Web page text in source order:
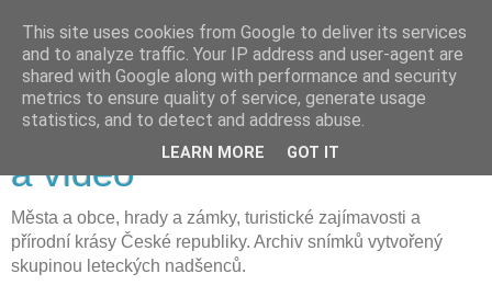
FLyFOTO letecká fotografie
a video
Města a obce, hrady a zámky, turistické zajímavosti a
přírodní krásy České republiky. Archiv snímků vytvořený
skupinou leteckých nadšenců.
This site uses cookies from Google to deliver its services
and to analyze traffic. Your IP address and user-agent are
shared with Google along with performance and security
metrics to ensure quality of service, generate usage
statistics, and to detect and address abuse.
LEARN MORE GOT IT